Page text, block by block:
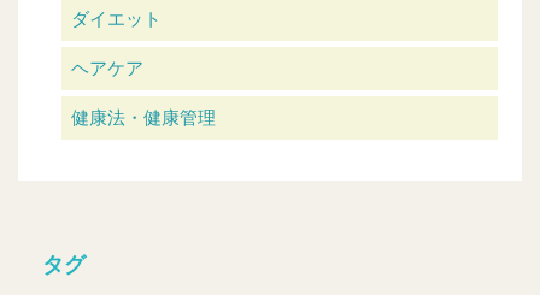
ダイエット
ヘアケア
健康法・健康管理
タグ